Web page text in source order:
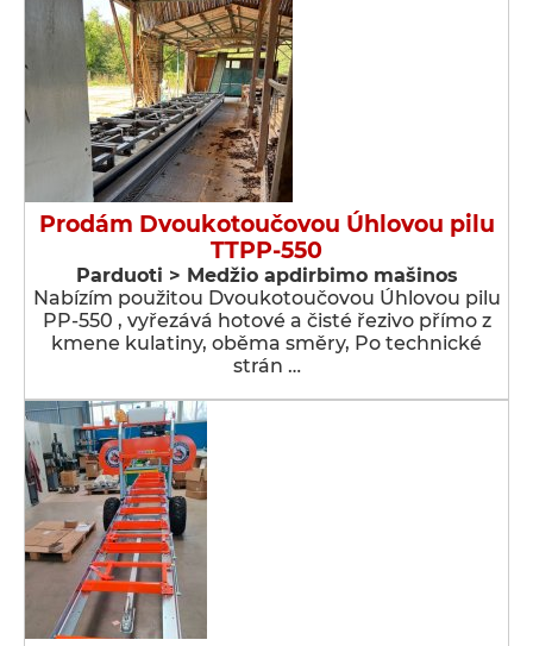
Prodám Dvoukotoučovou Úhlovou pilu
TTPP-550
Parduoti > Medžio apdirbimo mašinos
Nabízím použitou Dvoukotoučovou Úhlovou pilu
PP-550 , vyřezává hotové a čisté řezivo přímo z
kmene kulatiny, oběma směry, Po technické
strán …